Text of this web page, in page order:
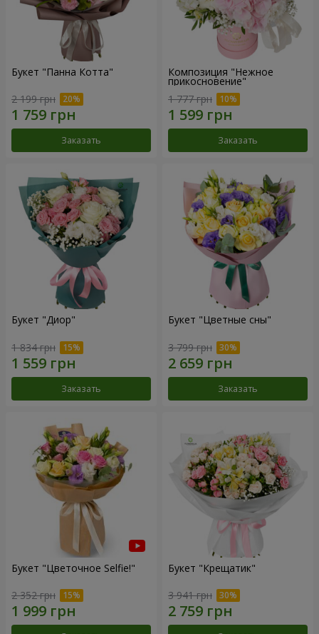
Букет "Панна Котта"
2 199 грн
Заказать
Композиция "Нежное
прикосновение"
1 777 грн
Заказать
Букет "Диор"
1 834 грн
Заказать
Букет "Цветные сны"
3 799 грн
Заказать
Букет "Цветочное Selfie!"
2 352 грн
Букет "Крещатик"
3 941 грн